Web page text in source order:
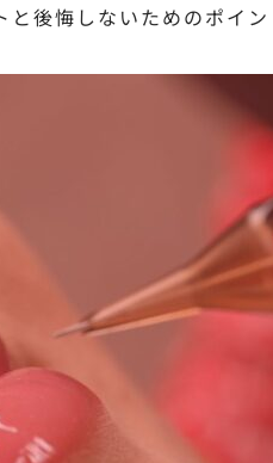
後悔しないためのポイ